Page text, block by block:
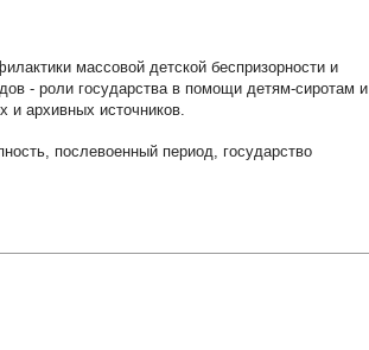
массовой детской беспризорности и
- роли государства в помощи детям-сиротам и
и архивных источников.
, послевоенный период, государство